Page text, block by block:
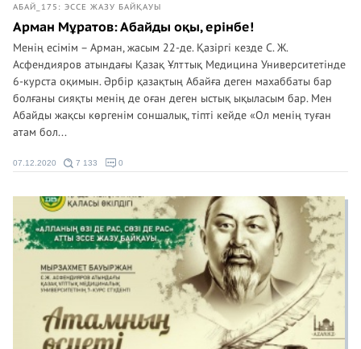
АБАЙ_175: ЭССЕ ЖАЗУ БАЙҚАУЫ
Арман Мұратов: Абайды оқы, ерінбе!
Менің есімім – Арман, жасым 22-де. Қазіргі кезде С. Ж.
Асфендияров атындағы Қазақ Ұлттық Медицина Университетінде
6-курста оқимын. Әрбір қазақтың Абайға деген махаббаты бар
болғаны сияқты менің де оған деген ыстық ықыласым бар. Мен
Абайды жақсы көргенім соншалық, тіпті кейде «Ол менің туған
атам бол...
07.12.2020 7 133 0